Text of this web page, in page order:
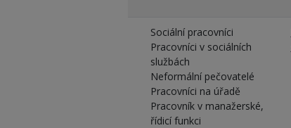
Sociální pracovníci
Pracovníci v sociálních
službách
Neformální pečovatelé
Pracovníci na úřadě
Pracovník v manažerské,
řídicí funkci